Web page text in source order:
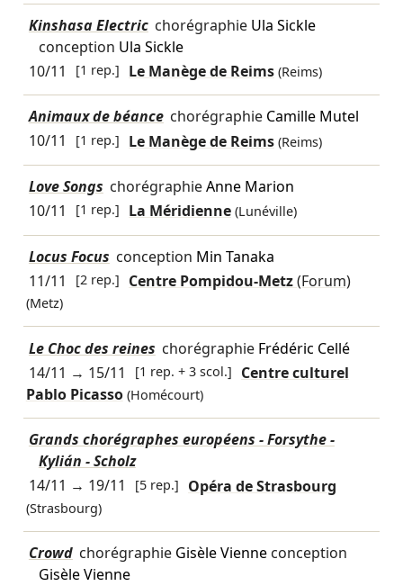
Kinshasa Electric chorégraphie Ula Sickle
conception Ula Sickle
10/11
[1 rep.] Le Manège de Reims (Reims)
Animaux de béance chorégraphie Camille Mutel
10/11
[1 rep.] Le Manège de Reims (Reims)
Love Songs chorégraphieAnne Marion
10/11
[1 rep.] La Méridienne (Lunéville)
Locus Focus conception Min Tanaka
11/11
[2 rep.] Centre Pompidou-Metz(Forum)
(Metz)
Le Choc des reines chorégraphie Frédéric Cellé
14/11 → 15/11 [1 rep. + 3 scol.]
Centre culturel
Pablo Picasso (Homécourt)
Grands chorégraphes européens - Forsythe -
Kylián - Scholz
14/11 → 19/11 [5 rep.] Opéra de Strasbourg
(Strasbourg)
Crowd chorégraphie Gisèle Vienneconception
Gisèle Vienne